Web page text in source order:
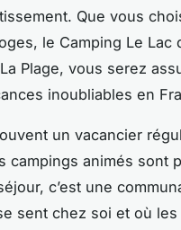
Que vous
le Camping Le Lac
Plage, vous serez
inoubliables en
un vacancier
campings animés sont
c’est une
sent chez soi et où